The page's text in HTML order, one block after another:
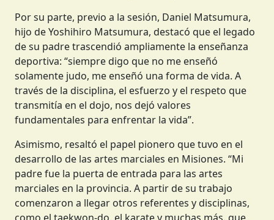
Por su parte, previo a la sesión, Daniel Matsumura,
hijo de Yoshihiro Matsumura, destacó que el legado
de su padre trascendió ampliamente la enseñanza
deportiva: “siempre digo que no me enseñó
solamente judo, me enseñó una forma de vida. A
través de la disciplina, el esfuerzo y el respeto que
transmitía en el dojo, nos dejó valores
fundamentales para enfrentar la vida”.
Asimismo, resaltó el papel pionero que tuvo en el
desarrollo de las artes marciales en Misiones. “Mi
padre fue la puerta de entrada para las artes
marciales en la provincia. A partir de su trabajo
comenzaron a llegar otros referentes y disciplinas,
como el taekwon-do, el karate y muchas más, que